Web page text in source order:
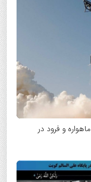
مأموریت تازه استارشیپ؛ استقرار 20 ماهواره و فرود در